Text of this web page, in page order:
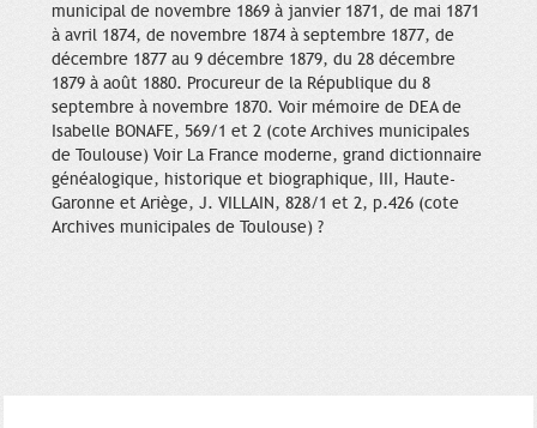
municipal de novembre 1869 à janvier 1871, de mai 1871
à avril 1874, de novembre 1874 à septembre 1877, de
décembre 1877 au 9 décembre 1879, du 28 décembre
1879 à août 1880. Procureur de la République du 8
septembre à novembre 1870. Voir mémoire de DEA de
Isabelle BONAFE, 569/1 et 2 (cote Archives municipales
de Toulouse) Voir La France moderne, grand dictionnaire
généalogique, historique et biographique, III, Haute-
Garonne et Ariège, J. VILLAIN, 828/1 et 2, p.426 (cote
Archives municipales de Toulouse) ?